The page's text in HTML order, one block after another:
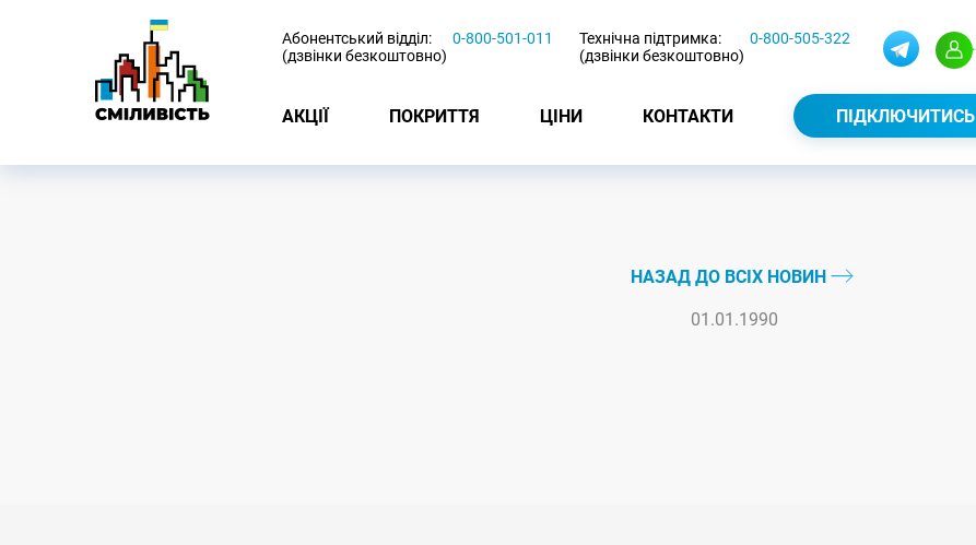
Абонентський відділ:
(дзвінки безкоштовно)
0-800-501-011
Технічна підтримка:
(дзвінки безкоштовно)
0-800-505-322
АКЦІЇ ПОКРИТТЯ ЦІНИ КОНТАКТИ ПІДКЛЮЧИТИСЬ
НАЗАД ДО ВСІХ НОВИН
01.01.1990